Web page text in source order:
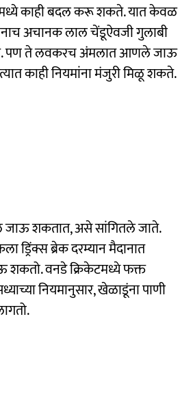
काही बदल करू शकते. यात केवळ
अचानक लाल चेंडूऐवजी गुलाबी
पण ते लवकरच अंमलात आणले जाऊ
काही नियमांना मंजुरी मिळू शकते.
शकतात, असे सांगितले जाते.
ड्रिंक्स ब्रेक दरम्यान मैदानात
शकतो. वनडे क्रिकेटमध्ये फक्त
नियमानुसार, खेळाडूंना पाणी